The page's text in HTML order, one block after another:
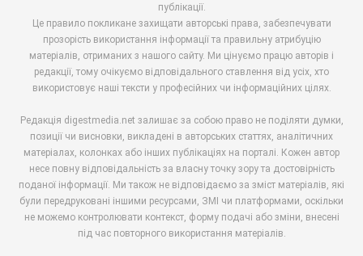
публікації.
Це правило покликане захищати авторські права, забезпечувати
прозорість використання інформації та правильну атрибуцію
матеріалів, отриманих з нашого сайту. Ми цінуємо працю авторів і
редакції, тому очікуємо відповідального ставлення від усіх, хто
використовує наші тексти у професійних чи інформаційних цілях.
Редакція digestmedia.net залишає за собою право не поділяти думки,
позиції чи висновки, викладені в авторських статтях, аналітичних
матеріалах, колонках або інших публікаціях на порталі. Кожен автор
несе повну відповідальність за власну точку зору та достовірність
поданої інформації. Ми також не відповідаємо за зміст матеріалів, які
були передруковані іншими ресурсами, ЗМІ чи платформами, оскільки
не можемо контролювати контекст, форму подачі або зміни, внесені
під час повторного використання матеріалів.